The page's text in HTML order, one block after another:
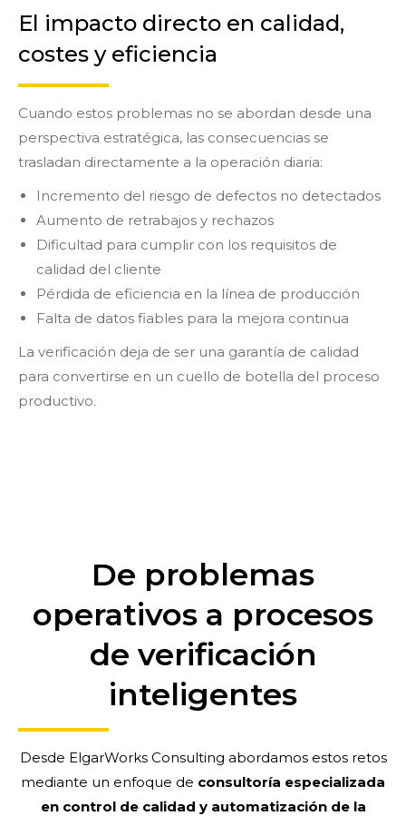
El impacto directo en calidad,
costes y eficiencia
Cuando estos problemas no se abordan desde una
perspectiva estratégica, las consecuencias se
trasladan directamente a la operación diaria:
Incremento del riesgo de defectos no detectados
Aumento de retrabajos y rechazos
Dificultad para cumplir con los requisitos de
calidad del cliente
Pérdida de eficiencia en la línea de producción
Falta de datos fiables para la mejora continua
La verificación deja de ser una garantía de calidad
para convertirse en un cuello de botella del proceso
productivo.
De problemas
operativos a procesos
de verificación
inteligentes
Desde ElgarWorks Consulting abordamos estos retos
mediante un enfoque de consultoría especializada
en control de calidad y automatización de la